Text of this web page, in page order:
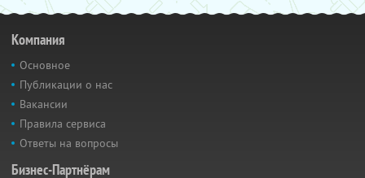
Компания
Основное
Публикации о нас
Вакансии
Правила сервиса
Ответы на вопросы
Бизнес-Партнёрам